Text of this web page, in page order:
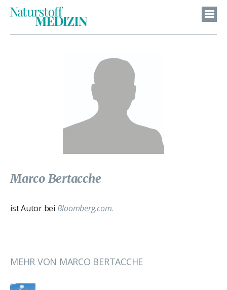
Marco Bertacche
ist Autor bei Bloomberg.com.
MEHR VON MARCO BERTACCHE